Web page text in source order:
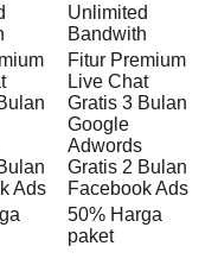
Unlimited
Bandwith
Ads
Fitur Premium
Live Chat
Gratis 3 Bulan
Google
Adwords
Gratis 2 Bulan
Facebook Ads
50% Harga
paket